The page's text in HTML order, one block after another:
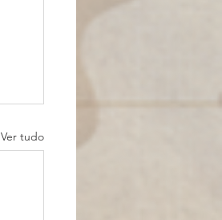
Ver tudo